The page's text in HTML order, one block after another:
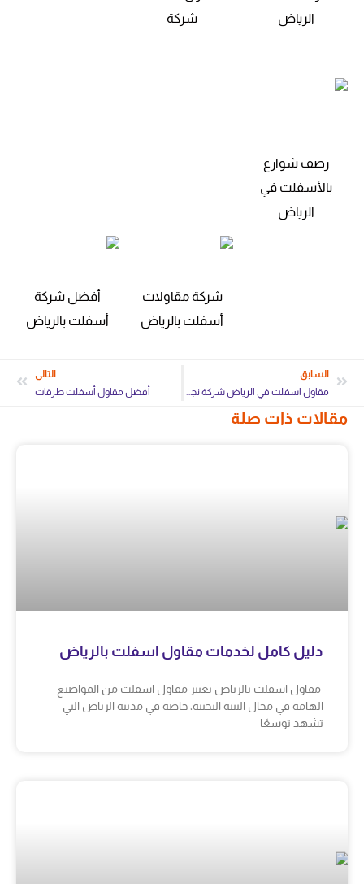
الرياض
شركة
رصف شوارع
بالأسفلت في
الرياض
شركة مقاولات
أسفلت بالرياض
أفضل شركة
أسفلت بالرياض
السابق
التالي
أفضل مقاول أسفلت طرقات
مقالات ذات صلة
دليل كامل لخدمات مقاول اسفلت بالرياض
مقاول اسفلت بالرياض يعتبر مقاول اسفلت من المواضيع
الهامة في مجال البنية التحتية، خاصة في مدينة الرياض التي
تشهد توسعًا